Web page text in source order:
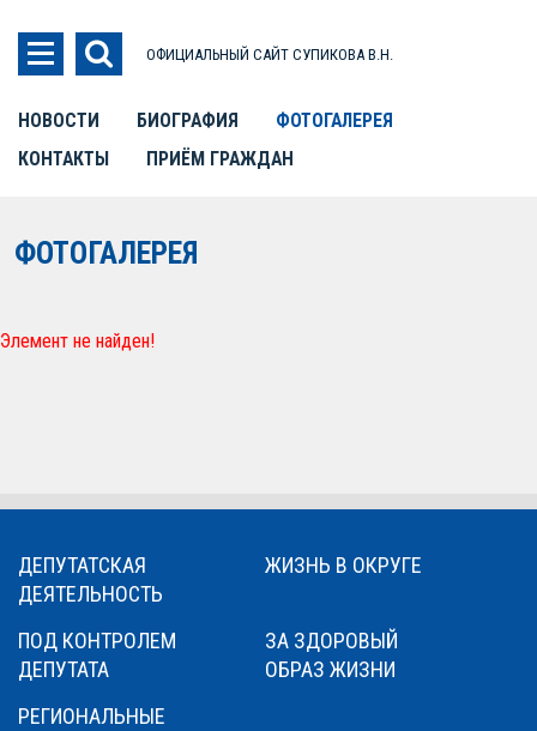
ОФИЦИАЛЬНЫЙ САЙТ СУПИКОВА В.Н.
НОВОСТИ БИОГРАФИЯ
ФОТОГАЛЕРЕЯ
КОНТАКТЫ
ПРИЁМ ГРАЖДАН
ФОТОГАЛЕРЕЯ
Элемент не найден!
ДЕПУТАТСКАЯ
ДЕЯТЕЛЬНОСТЬ
ЖИЗНЬ В ОКРУГЕ
ПОД КОНТРОЛЕМ
ДЕПУТАТА
ЗА ЗДОРОВЫЙ
ОБРАЗ ЖИЗНИ
РЕГИОНАЛЬНЫЕ